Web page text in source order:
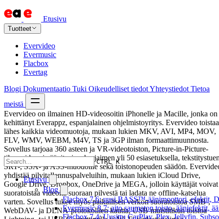
Etusivu
Tuotteet
Evervideo
Evermusic
Flacbox
Evertag
Blogi Dokumentaatio Tuki Oikeudelliset tiedotYhteystiedot Tietoa
meistä
CTRL K
Etusivu
Blog
Flacbox 7.6: uusi BASS™-äänimoottori, efektit,
Evermusic 8.7: aito saumaton toisto, ääniefektit,
Flacbox 7.4: Uusittu CarPlay, Plex, Jellyfin,
Evervideo on ilmainen HD-videosoitin iPhonelle ja Macille, jonka on
kehittänyt Everappz, espanjalainen ohjelmistoyritys. Evervideo toistaa
lähes kaikkia videomuotoja, mukaan lukien MKV, AVI, MP4, MOV,
FLV, WMV, WEBM, M4V, TS ja 3GP ilman formaattimuunnosta.
Sovellus tarjoaa 360 asteen ja VR-videotoiston, Picture-in-Picture-
tilan, video- ja äänitaajuuskorjaimen yli 50 esiasetuksella,
SRT-, SSA- ja ASS-muodoille sekä toistonopeuden säädön.
yhdistää pilvitallennuspalveluihin, mukaan lukien iCloud Drive,
Google Drive, Dropbox, OneDrive ja MEGA, jolloin käyttäjät voivat
suoratoistaa videoita suoraan pilvestä tai ladata ne offline-katselua
varten. Sovellus tukee myös paikallisen verkon suoratoistoa SMB-,
WebDAV- ja DLNA-protokollien kautta, USB-muistitikun toistoa